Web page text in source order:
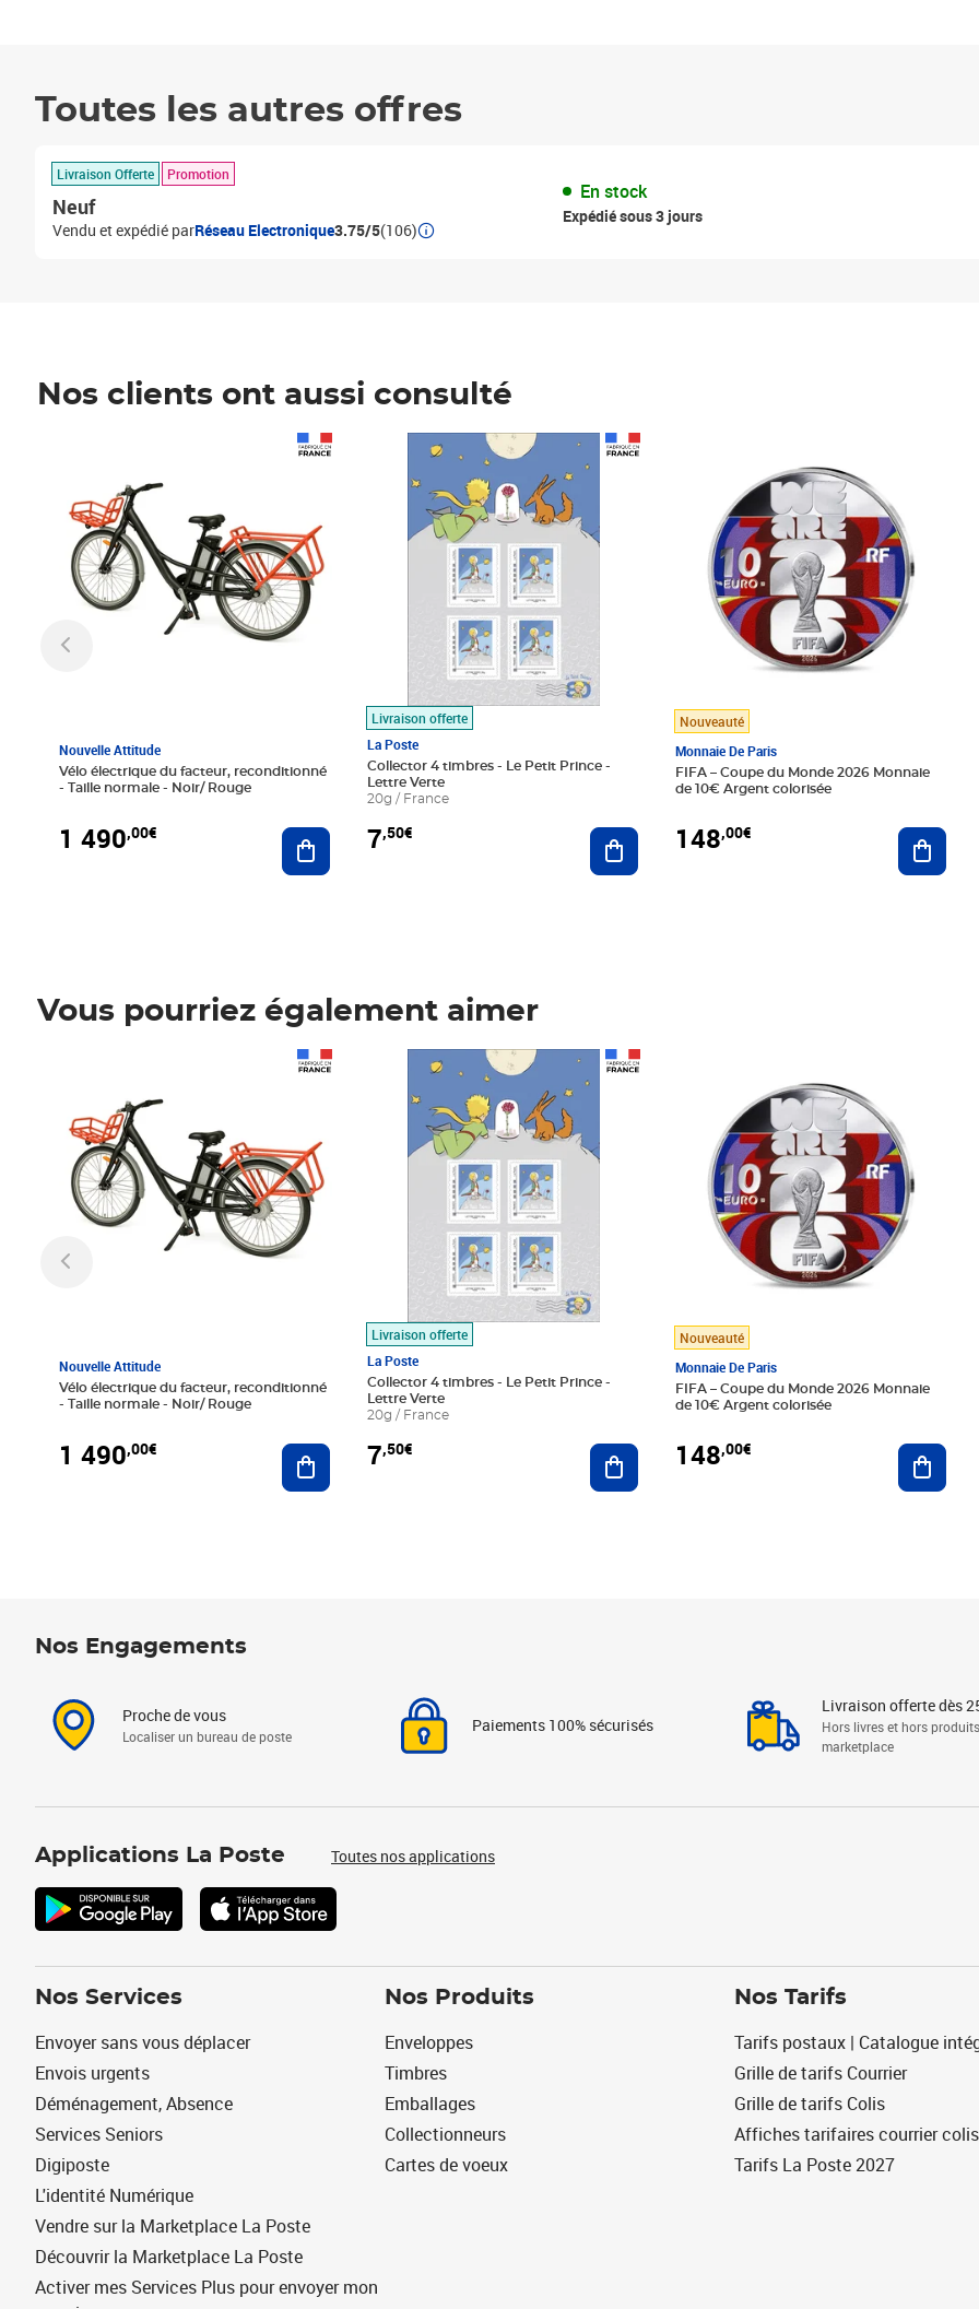
Toutes les autres offres
Livraison Offerte Promotion
Neuf
Vendu et expédié parRéseau Electronique3.75/5(106)
En stock
Expédié sous 3 jours
Nos clients ont aussi consulté
Nouvelle Attitude
Vélo électrique du facteur, reconditionné
- Taille normale - Noir/ Rouge
1 490,00€ Ajouter au panier
Livraison offerte
La Poste
Collector 4 timbres - Le Petit Prince -
Lettre Verte
20g / France
7,50€
Prix 7,50€
Ajouter au panier
Nouveauté
Monnaie De Paris
FIFA – Coupe du Monde 2026 Monnaie
de 10€ Argent colorisée
148,00€
Vous pourriez également aimer
Nouvelle Attitude
Vélo électrique du facteur, reconditionné
- Taille normale - Noir/ Rouge
1 490,00€ Ajouter au panier
Livraison offerte
La Poste
Collector 4 timbres - Le Petit Prince -
Lettre Verte
20g / France
7,50€
Prix 7,50€
Ajouter au panier
Nouveauté
Monnaie De Paris
FIFA – Coupe du Monde 2026 Monnaie
de 10€ Argent colorisée
148,00€
Nos Engagements
Proche de vous
Localiser un bureau de poste
Paiements 100% sécurisés
Livraison offerte dès
Hors livres et hors produits
marketplace
Applications La Poste Toutes nos applications
Nos Services
Envoyer sans vous déplacer
Envois urgents
Déménagement, Absence
Services Seniors
Digiposte
L'identité Numérique
Vendre sur la Marketplace La Poste
Découvrir la Marketplace La Poste
Activer mes Services Plus pour envoyer mon
Nos Produits
Enveloppes
Timbres
Emballages
Collectionneurs
Cartes de voeux
Nos Tarifs
Tarifs postaux | Catalogue
Grille de tarifs Courrier
Grille de tarifs Colis
Affiches tarifaires courrier colis
Tarifs La Poste 2027